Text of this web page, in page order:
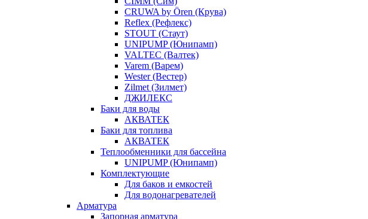
CRUWA by Ören (Крува)
Reflex (Рефлекс)
STOUT (Стаут)
UNIPUMP (Юнипамп)
VALTEC (Валтек)
Varem (Варем)
Wester (Вестер)
Zilmet (Зилмет)
ДЖИЛЕКС
Баки для воды
АКВАТЕК
Баки для топлива
АКВАТЕК
Теплообменники для бассейна
UNIPUMP (Юнипамп)
Комплектующие
Для баков и емкостей
Для водонагревателей
Арматура
Запорная арматура